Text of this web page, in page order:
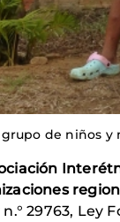
de niños y
n.° 29763, Ley